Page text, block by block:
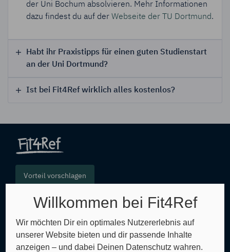
Willkommen bei Fit4Ref
Wir möchten Dir ein optimales Nutzererlebnis auf
unserer Website bieten und dir passende Inhalte
anzeigen – und dabei Deinen Datenschutz wahren.
der Uni Bochum absolvieren. Mehr Informationen
dazu findest du auf der Webseite der TU Dortmund.
Habt ihr Praxistipps für einen guten Studienstart
an der Uni Dortmund?
Ist bei Fit4Ref wirklich alles kostenlos?
Vorteil vorschlagen
Glossar